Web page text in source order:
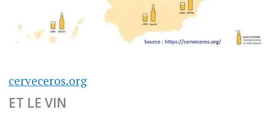
cerveceros.org
ET LE VIN